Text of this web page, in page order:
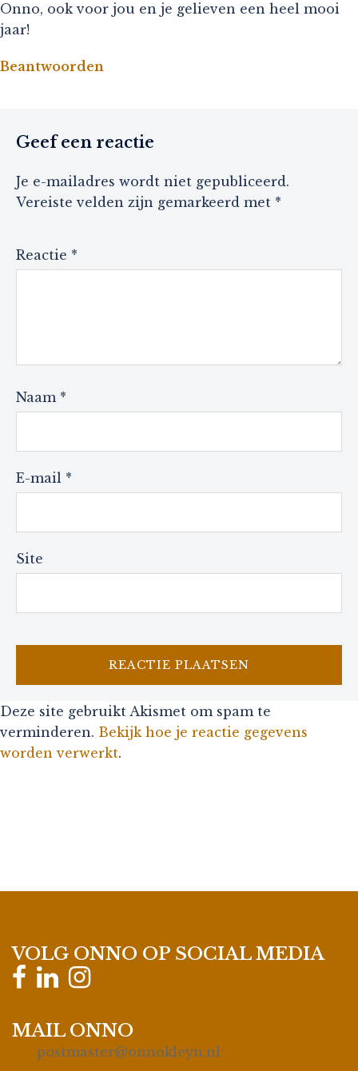
Onno, ook voor jou en je gelieven een heel mooi
jaar!
Beantwoorden
Geef een reactie
Je e-mailadres wordt niet gepubliceerd.
Vereiste velden zijn gemarkeerd met *
Reactie *
Naam *
E-mail *
Site
Deze site gebruikt Akismet om spam te
verminderen. Bekijk hoe je reactie gegevens
worden verwerkt.
VOLG ONNO OP SOCIAL MEDIA
MAIL ONNO
postmaster@onnokleyn.nl